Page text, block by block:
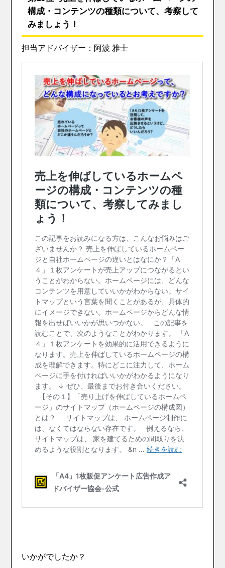
構成・コンテンツの種類について、考察して
みましょう！
担当アドバイザー：阿波 雅士
いかがでしたか？